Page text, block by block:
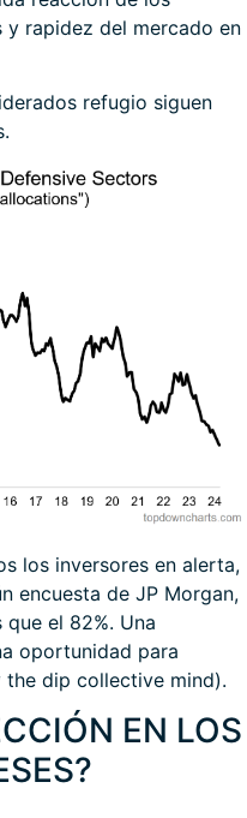
y rapidez del mercado en
refugio siguen
los inversores en alerta,
encuesta de JP Morgan,
el 82%. Una
oportunidad para
dip collective mind).
EN LOS